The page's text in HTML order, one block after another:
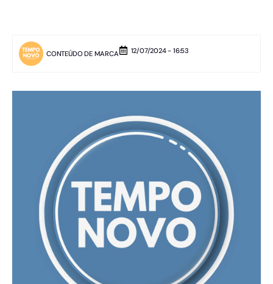
CONTEÚDO DE MARCA 12/07/2024 - 16:53